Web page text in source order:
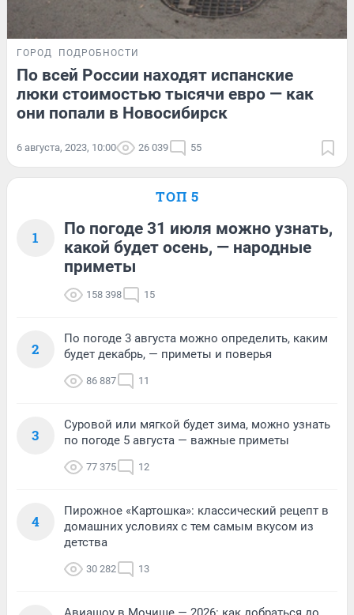
ГОРОД ПОДРОБНОСТИ
По всей России находят испанские
люки стоимостью тысячи евро — как
они попали в Новосибирск
6 августа, 2023, 10:00 26 039 55
ТОП 5
1
По погоде 31 июля можно узнать,
какой будет осень, — народные
приметы
158 398 15
2
По погоде 3 августа можно определить, каким
будет декабрь, — приметы и поверья
86 887 11
3
Суровой или мягкой будет зима, можно узнать
по погоде 5 августа — важные приметы
77 375 12
4
Пирожное «Картошка»: классический рецепт в
домашних условиях с тем самым вкусом из
детства
30 282 13